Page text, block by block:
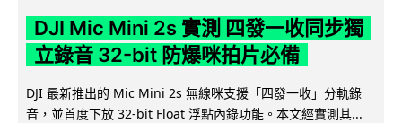
DJI Mic Mini 2s 實測 四發一收同步獨
立錄音 32-bit 防爆咪拍片必備
DJI 最新推出的 Mic Mini 2s 無線咪支援「四發一收」分軌錄
音，並首度下放 32-bit Float 浮點內錄功能。本文經實測其...